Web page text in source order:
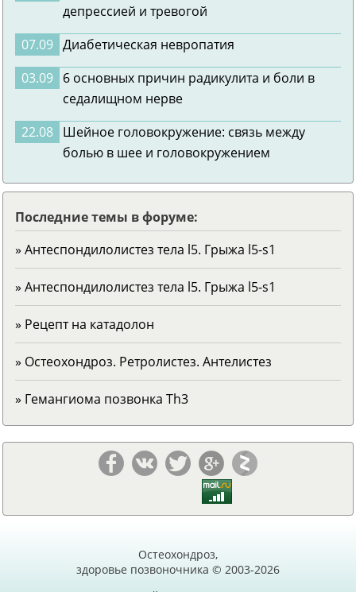
депрессией и тревогой
07.09 Диабетическая невропатия
03.09 6 основных причин радикулита и боли в
седалищном нерве
22.08 Шейное головокружение: связь между
болью в шее и головокружением
Последние темы в форуме:
» Антеспондилолистез тела l5. Грыжа l5-s1
» Антеспондилолистез тела l5. Грыжа l5-s1
» Рецепт на катадолон
» Остеохондроз. Ретролистез. Антелистез
» Гемангиома позвонка Тh3
Остеохондроз,
здоровье позвоночника © 2003-2026